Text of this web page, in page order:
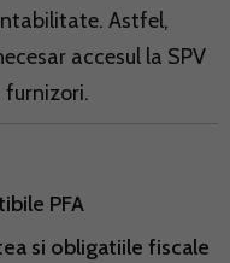
Astfel,
accesul la SPV
furnizori.
PFA
si obligatiile fiscale